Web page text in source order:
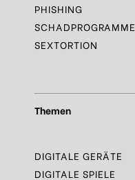
PHISHING
SCHADPROGRAMME
SEXTORTION
Themen
DIGITALE GERÄTE
DIGITALE SPIELE